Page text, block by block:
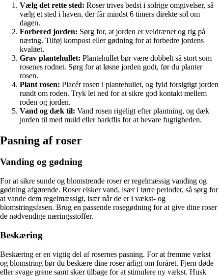
Vælg det rette sted: Roser trives bedst i solrige omgivelser, så
vælg et sted i haven, der får mindst 6 timers direkte sol om
dagen.
Forbered jorden: Sørg for, at jorden er veldrænet og rig på
næring. Tilføj kompost eller gødning for at forbedre jordens
kvalitet.
Grav plantehullet: Plantehullet bør være dobbelt så stort som
rosenes rodnet. Sørg for at løsne jorden godt, før du planter
rosen.
Plant rosen: Placér rosen i plantehullet, og fyld forsigtigt jorden
rundt om roden. Tryk let ned for at sikre god kontakt mellem
roden og jorden.
Vand og dæk til: Vand rosen rigeligt efter plantning, og dæk
jorden til med muld eller barkflis for at bevare fugtigheden.
Pasning af roser
Vanding og gødning
For at sikre sunde og blomstrende roser er regelmæssig vanding og
gødning afgørende. Roser elsker vand, især i tørre perioder, så sørg for
at vande dem regelmæssigt, især når de er i vækst- og
blomstringsfasen. Brug en passende rosegødning for at give dine roser
de nødvendige næringsstoffer.
Beskæring
Beskæring er en vigtig del af rosernes pasning. For at fremme vækst
og blomstring bør du beskære dine roser årligt om foråret. Fjern døde
eller svage grene samt skær tilbage for at stimulere ny vækst. Husk